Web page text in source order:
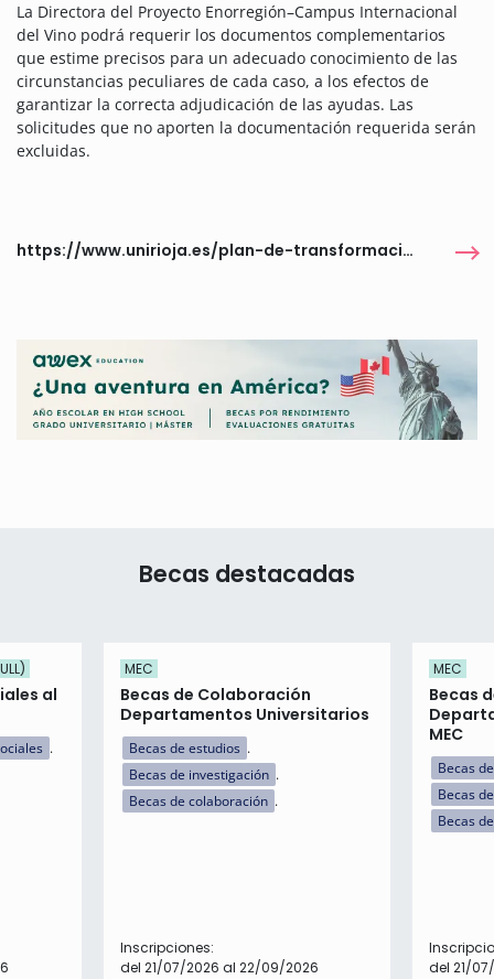
La Directora del Proyecto Enorregión–Campus Internacional
del Vino podrá requerir los documentos complementarios
que estime precisos para un adecuado conocimiento de las
circunstancias peculiares de cada caso, a los efectos de
garantizar la correcta adjudicación de las ayudas. Las
solicitudes que no aporten la documentación requerida serán
excluidas.
https://www.unirioja.es/plan-de-transformacion/enorregion/becas-y-subvenciones/
Becas destacadas
al
MEC
Becas de Colaboración
Departamentos Universitarios
Becas de estudios
Becas de investigación
Becas de colaboración
Inscripciones:
del 21/07/2026 al 22/09/2026
MEC
Becas
MEC
Becas
Becas
Becas
del 21/